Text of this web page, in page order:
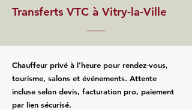
Transferts VTC à Vitry-la-Ville
Chauffeur privé à l’heure pour rendez‑vous,
tourisme, salons et événements. Attente
incluse selon devis, facturation pro, paiement
par lien sécurisé.